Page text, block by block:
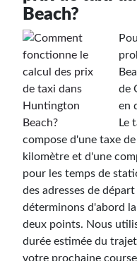
Beach?
de
en
Le
compose d'une taxe
kilomètre et d'une
pour les temps de
des adresses de
déterminons d'abord
deux points. Nous
durée estimée du
votre prochaine